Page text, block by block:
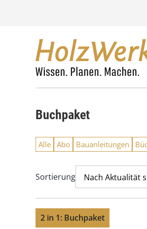
Buchpaket
Alle Abo Bauanleitungen
Sortierung Nach Aktualität
2 in 1: Buchpaket